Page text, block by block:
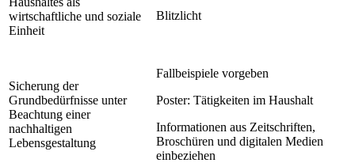
wirtschaftliche und soziale
Einheit
Blitzlicht
Sicherung der
Grundbedürfnisse unter
Beachtung einer
nachhaltigen
Lebensgestaltung
Fallbeispiele vorgeben
Poster: Tätigkeiten im Haushalt
Informationen aus Zeitschriften,
Broschüren und digitalen Medien
einbeziehen